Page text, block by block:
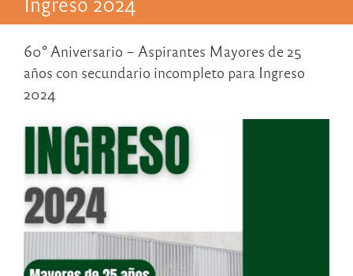
60° Aniversario – Aspirantes Mayores de 25
años con secundario incompleto para Ingreso
2024